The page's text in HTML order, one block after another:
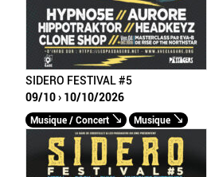
SIDERO FESTIVAL #5
09/10 › 10/10/2026
Musique / Concert Musique